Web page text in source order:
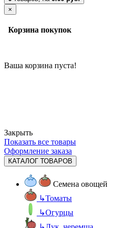
×
Корзина покупок
Ваша корзина пуста!
Закрыть
Показать все товары
Оформление заказа
КАТАЛОГ ТОВАРОВ
Семена овощей
↳Томаты
↳Огурцы